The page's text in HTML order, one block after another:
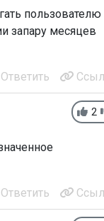
пользователю
запару месяцев
Ответить
2
Ответить